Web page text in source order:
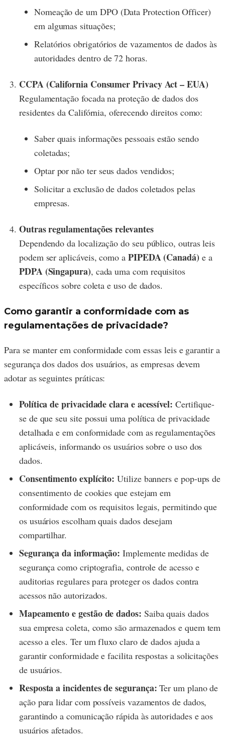
Nomeação de um DPO (Data Protection Officer)
em algumas situações;
Relatórios obrigatórios de vazamentos de dados às
autoridades dentro de 72 horas.
CCPA (California Consumer Privacy Act – EUA)
Regulamentação focada na proteção de dados dos
residentes da Califórnia, oferecendo direitos como:
Saber quais informações pessoais estão sendo
coletadas;
Optar por não ter seus dados vendidos;
Solicitar a exclusão de dados coletados pelas
empresas.
Outras regulamentações relevantes
Dependendo da localização do seu público, outras leis
podem ser aplicáveis, como a PIPEDA (Canadá) e a
PDPA (Singapura), cada uma com requisitos
específicos sobre coleta e uso de dados.
Como garantir a conformidade com as
regulamentações de privacidade?
Para se manter em conformidade com essas leis e garantir a
segurança dos dados dos usuários, as empresas devem
adotar as seguintes práticas:
Política de privacidade clara e acessível: Certifique-
se de que seu site possui uma política de privacidade
detalhada e em conformidade com as regulamentações
aplicáveis, informando os usuários sobre o uso dos
dados.
Consentimento explícito: Utilize banners e pop-ups de
consentimento de cookies que estejam em
conformidade com os requisitos legais, permitindo que
os usuários escolham quais dados desejam
compartilhar.
Segurança da informação: Implemente medidas de
segurança como criptografia, controle de acesso e
auditorias regulares para proteger os dados contra
acessos não autorizados.
Mapeamento e gestão de dados: Saiba quais dados
sua empresa coleta, como são armazenados e quem tem
acesso a eles. Ter um fluxo claro de dados ajuda a
garantir conformidade e facilita respostas a solicitações
de usuários.
Resposta a incidentes de segurança: Ter um plano de
ação para lidar com possíveis vazamentos de dados,
garantindo a comunicação rápida às autoridades e aos
usuários afetados.